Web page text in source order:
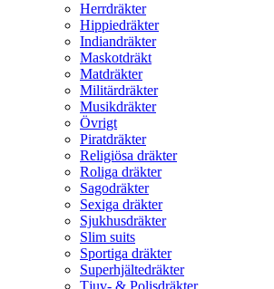
Herrdräkter
Hippiedräkter
Indiandräkter
Maskotdräkt
Matdräkter
Militärdräkter
Musikdräkter
Övrigt
Piratdräkter
Religiösa dräkter
Roliga dräkter
Sagodräkter
Sexiga dräkter
Sjukhusdräkter
Slim suits
Sportiga dräkter
Superhjältedräkter
Tjuv- & Polisdräkter